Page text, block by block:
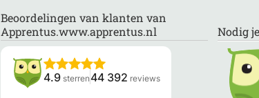
Beoordelingen van klanten van
Apprentus.www.apprentus.nl
4.9 sterren 44 392 reviews
Nodig